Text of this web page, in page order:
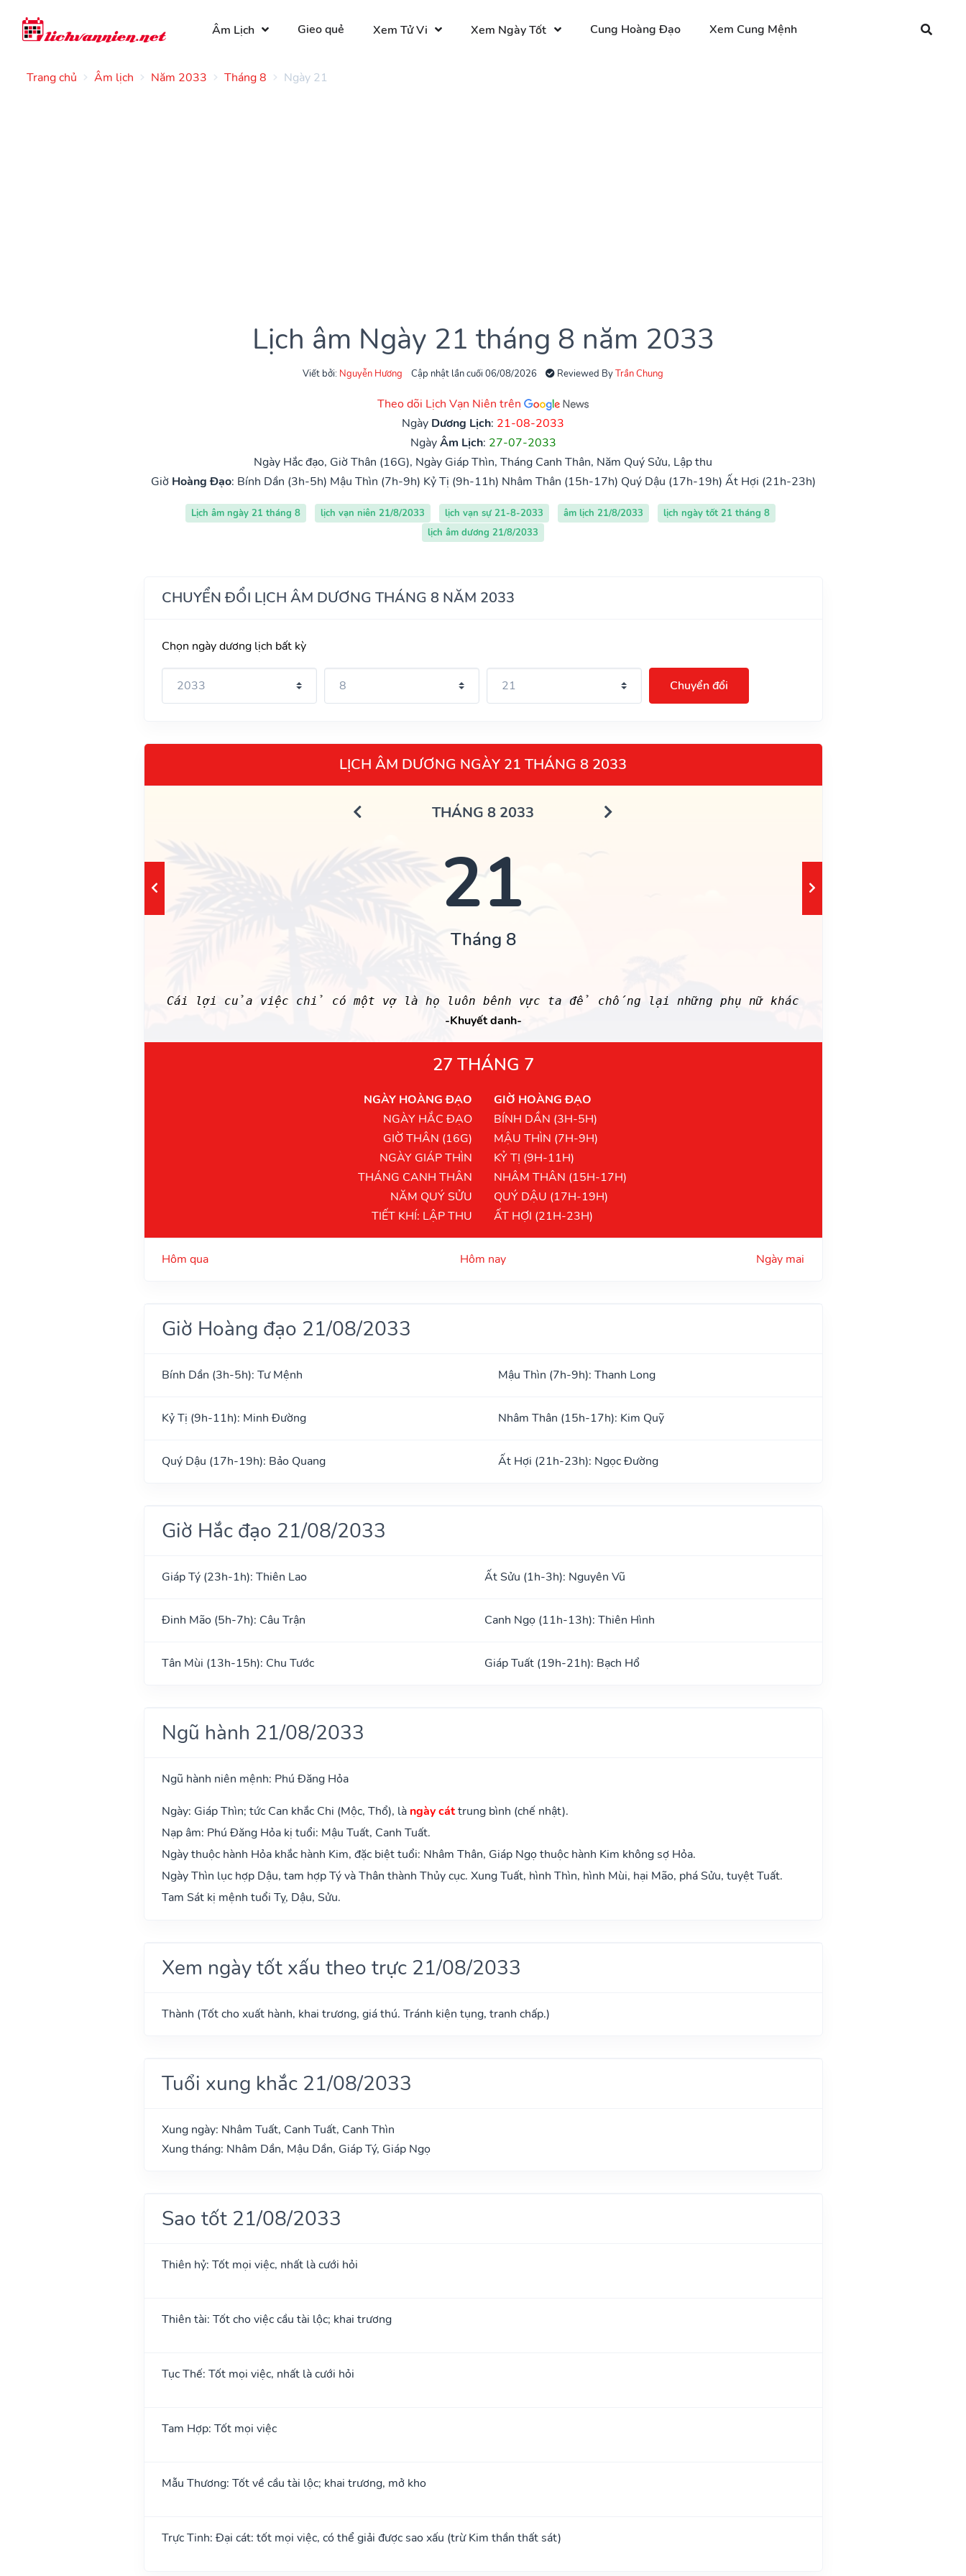
Âm Lịch Gieo quẻ Xem Tử Vi Xem Ngày Tốt Cung Hoàng Đạo Xem Cung Mệnh
Trang chủ Âm lịch Năm 2033 Tháng 8 Ngày 21
Lịch âm Ngày 21 tháng 8 năm 2033
Viết bởi: Nguyễn Hương Cập nhật lần cuối 06/08/2026 Reviewed ByTrần Chung
Theo dõi Lịch Vạn Niên trên
Ngày Dương Lịch: 21-08-2033
NgàyÂm Lịch: 27-07-2033
Ngày Hắc đạo, Giờ Thân (16G), Ngày Giáp Thìn, Tháng Canh Thân, Năm Quý Sửu, Lập thu
Giờ Hoàng Đạo: Bính Dần (3h-5h) Mậu Thìn (7h-9h) Kỷ Tị (9h-11h) Nhâm Thân (15h-17h) Quý Dậu (17h-19h) Ất Hợi (21h-23h)
Lịch âm ngày 21 tháng 8 lịch vạn niên 21/8/2033 lịch vạn sự 21-8-2033 âm lịch 21/8/2033
lịch ngày tốt 21 tháng 8
lịch âm dương 21/8/2033
CHUYỂN ĐỔI LỊCH ÂM DƯƠNG THÁNG 8 NĂM 2033
Chọn ngày dương lịch bất kỳ
Chuyển đổi
LỊCH ÂM DƯƠNG NGÀY 21 THÁNG 8 2033
THÁNG 8 2033
21
Tháng 8
Cái lợi của việc chỉ có một vợ là họ luôn bênh vực ta để chống lại những phụ nữ khác
-Khuyết danh-
27 THÁNG 7
NGÀY HOÀNG ĐẠO
NGÀY HẮC ĐẠO
GIỜ THÂN (16G)
NGÀY GIÁP THÌN
THÁNG CANH THÂN
NĂM QUÝ SỬU
TIẾT KHÍ: LẬP THU
GIỜ HOÀNG ĐẠO
BÍNH DẦN (3H-5H)
MẬU THÌN (7H-9H)
KỶ TỊ (9H-11H)
NHÂM THÂN (15H-17H)
QUÝ DẬU (17H-19H)
ẤT HỢI (21H-23H)
Hôm qua Hôm nay Ngày mai
Giờ Hoàng đạo 21/08/2033
Bính Dần (3h-5h): Tư Mệnh Mậu Thìn (7h-9h): Thanh Long
Kỷ Tị (9h-11h): Minh Đường Nhâm Thân (15h-17h): Kim Quỹ
Quý Dậu (17h-19h): Bảo Quang Ất Hợi (21h-23h): Ngọc Đường
Giờ Hắc đạo 21/08/2033
Giáp Tý (23h-1h): Thiên Lao Ất Sửu (1h-3h): Nguyên Vũ
Đinh Mão (5h-7h): Câu Trận Canh Ngọ (11h-13h): Thiên Hình
Tân Mùi (13h-15h): Chu Tước Giáp Tuất (19h-21h): Bạch Hổ
Ngũ hành 21/08/2033
Ngũ hành niên mệnh: Phú Đăng Hỏa
Ngày: Giáp Thìn; tức Can khắc Chi (Mộc, Thổ), là ngày cáttrung bình (chế nhật).
Nạp âm: Phú Đăng Hỏa kị tuổi: Mậu Tuất, Canh Tuất.
Ngày thuộc hành Hỏa khắc hành Kim, đặc biệt tuổi: Nhâm Thân, Giáp Ngọ thuộc hành Kim không sợ Hỏa.
Ngày Thìn lục hợp Dậu, tam hợp Tý và Thân thành Thủy cục. Xung Tuất, hình Thìn, hình Mùi, hại Mão, phá Sửu, tuyệt Tuất.
Tam Sát kị mệnh tuổi Tỵ, Dậu, Sửu.
Xem ngày tốt xấu theo trực 21/08/2033
Thành (Tốt cho xuất hành, khai trương, giá thú. Tránh kiện tụng, tranh chấp.)
Tuổi xung khắc 21/08/2033
Xung ngày: Nhâm Tuất, Canh Tuất, Canh Thìn
Xung tháng: Nhâm Dần, Mậu Dần, Giáp Tý, Giáp Ngọ
Sao tốt 21/08/2033
Thiên hỷ: Tốt mọi việc, nhất là cưới hỏi
Thiên tài: Tốt cho việc cầu tài lộc; khai trương
Tục Thế: Tốt mọi việc, nhất là cưới hỏi
Tam Hợp: Tốt mọi việc
Mẫu Thương: Tốt về cầu tài lộc; khai trương, mở kho
Trực Tinh: Đại cát: tốt mọi việc, có thể giải được sao xấu (trừ Kim thần thất sát)